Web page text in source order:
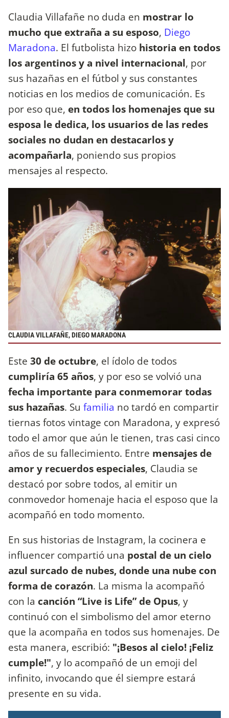
Claudia Villafañe no duda en mostrar lo
mucho que extraña a su esposo, Diego
Maradona. El futbolista hizo historia en todos
los argentinos y a nivel internacional, por
sus hazañas en el fútbol y sus constantes
noticias en los medios de comunicación. Es
por eso que, en todos los homenajes que su
esposa le dedica, los usuarios de las redes
sociales no dudan en destacarlos y
acompañarla, poniendo sus propios
mensajes al respecto.
CLAUDIA VILLAFAÑE, DIEGO MARADONA
Este 30 de octubre, el ídolo de todos
cumpliría 65 años, y por eso se volvió una
fecha importante para conmemorar todas
sus hazañas. Su familia no tardó en compartir
tiernas fotos vintage con Maradona, y expresó
todo el amor que aún le tienen, tras casi cinco
años de su fallecimiento. Entre mensajes de
amor y recuerdos especiales, Claudia se
destacó por sobre todos, al emitir un
conmovedor homenaje hacia el esposo que la
acompañó en todo momento.
En sus historias de Instagram, la cocinera e
influencer compartió una postal de un cielo
azul surcado de nubes, donde una nube con
forma de corazón. La misma la acompañó
con la canción “Live is Life” de Opus, y
continuó con el simbolismo del amor eterno
que la acompaña en todos sus homenajes. De
esta manera, escribió: "¡Besos al cielo! ¡Feliz
cumple!", y lo acompañó de un emoji del
infinito, invocando que él siempre estará
presente en su vida.